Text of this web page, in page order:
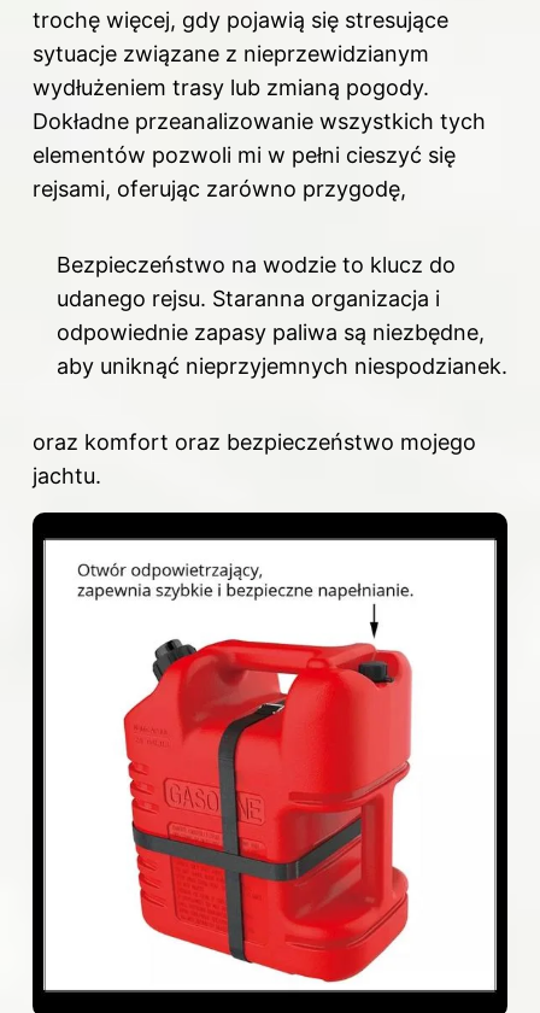
trochę więcej, gdy pojawią się stresujące
sytuacje związane z nieprzewidzianym
wydłużeniem trasy lub zmianą pogody.
Dokładne przeanalizowanie wszystkich tych
elementów pozwoli mi w pełni cieszyć się
rejsami, oferując zarówno przygodę,
Bezpieczeństwo na wodzie to klucz do
udanego rejsu. Staranna organizacja i
odpowiednie zapasy paliwa są niezbędne,
aby uniknąć nieprzyjemnych niespodzianek.
oraz komfort oraz bezpieczeństwo mojego
jachtu.